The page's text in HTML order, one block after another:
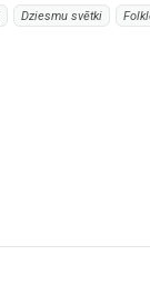
Dziesmu svētki